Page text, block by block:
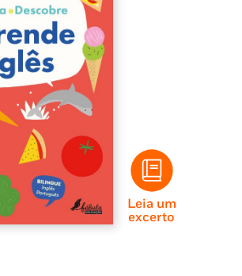
Leia um
excerto